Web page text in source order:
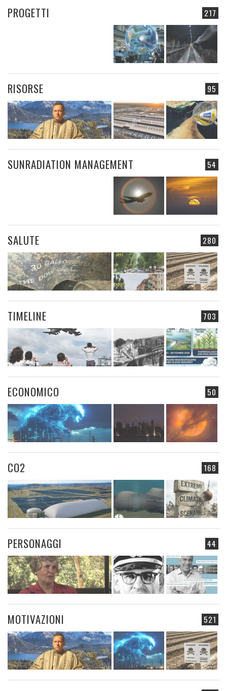
217
PROGETTI
95
RISORSE
54
SUNRADIATION MANAGEMENT
280
SALUTE
703
TIMELINE
50
ECONOMICO
168
CO2
44
PERSONAGGI
521
MOTIVAZIONI